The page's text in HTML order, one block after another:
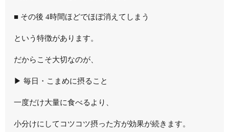
■ その後 4時間ほどでほぼ消えてしまう
という特徴があります。
だからこそ大切なのが、
▶︎ 毎日・こまめに摂ること
一度だけ大量に食べるより、
小分けにしてコツコツ摂った方が効果が続きます。